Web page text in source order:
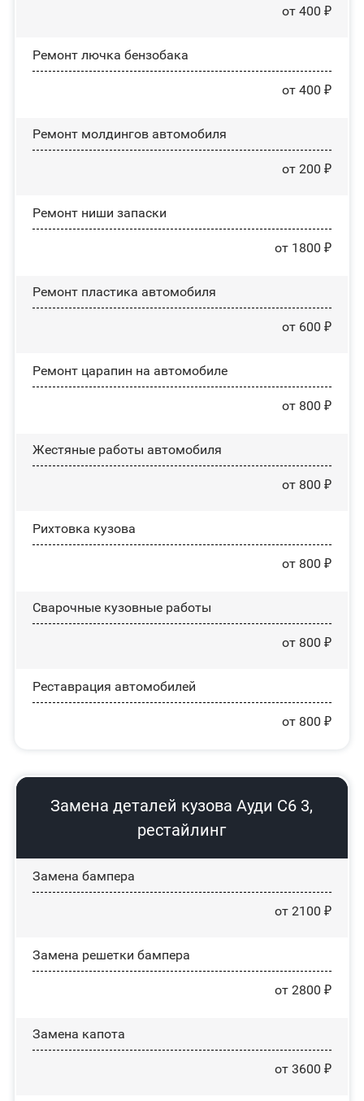
от 400 ₽
Ремонт лючка бензобака
от 400 ₽
Ремонт молдингов автомобиля
от 200 ₽
Ремонт ниши запаски
от 1800 ₽
Ремонт пластика автомобиля
от 600 ₽
Ремонт царапин на автомобиле
от 800 ₽
Жестяные работы автомобиля
от 800 ₽
Рихтовка кузова
от 800 ₽
Сварочные кузовные работы
от 800 ₽
Реставрация автомобилей
от 800 ₽
Замена деталей кузова Ауди С6 3,
рестайлинг
Замена бампера
от 2100 ₽
Замена решетки бампера
от 2800 ₽
Замена капота
от 3600 ₽